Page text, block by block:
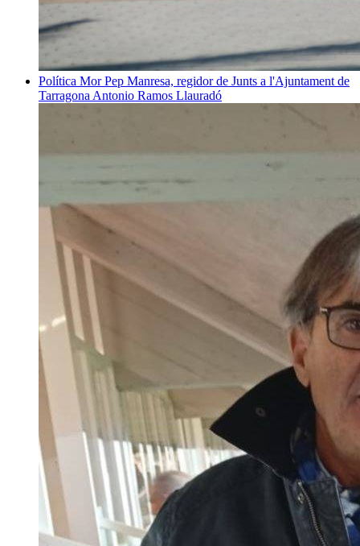
Política Mor Pep Manresa, regidor de Junts a l'Ajuntament de
Tarragona Antonio Ramos Llauradó